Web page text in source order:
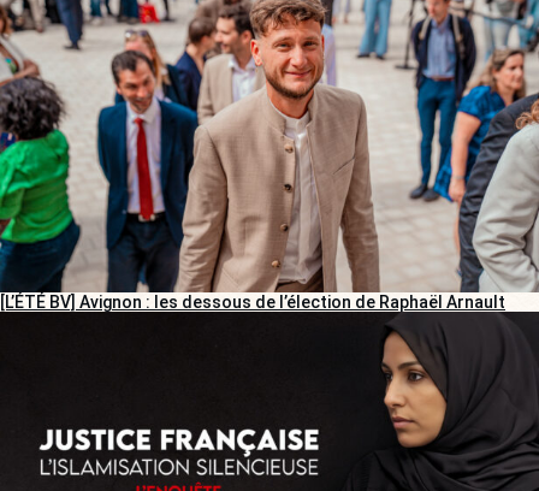
[L’ÉTÉ BV] Avignon : les dessous de l’élection de Raphaël Arnault